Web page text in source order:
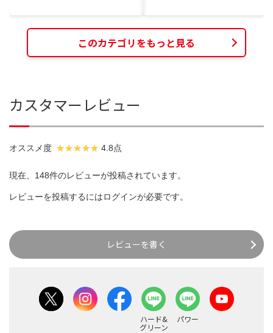
このカテゴリをもっと見る
カスタマーレビュー
オススメ度 4.8点
現在、148件のレビューが投稿されています。
レビューを投稿するにはログインが必要です。
レビューを書く
ハード&
グリーン
パワー